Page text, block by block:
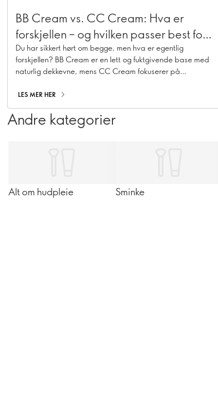
BB Cream vs. CC Cream: Hva er
forskjellen – og hvilken passer best for
deg?
Du har sikkert hørt om begge, men hva er egentlig
forskjellen? BB Cream er en lett og fuktgivende base med
naturlig dekkevne, mens CC Cream fokuserer på
hudtonen. Disse multifunksjonelle favorittene har tatt over
makeup-hyllene de siste årene – men de er ikke helt like.
Når du forstår hvordan de fungerer, blir det enklere å
velge den som passer best til huden din og din daglige
LES MER HER
Andre kategorier
Alt om hudpleie Sminke